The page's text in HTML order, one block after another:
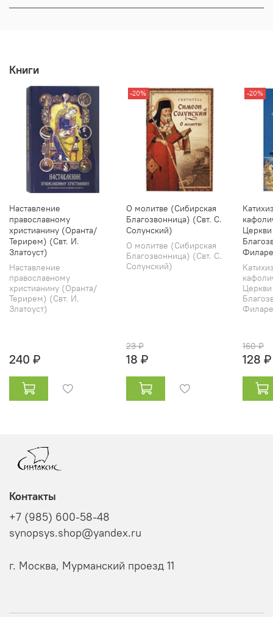
Книги
Наставление
православному
христианину (Оранта/
Терирем) (Свт. И.
Златоуст)
Наставление
православному
христианину (Оранта/
Терирем) (Свт. И.
Златоуст)
240 ₽
-20%
О молитве (Сибирская
Благозвонница) (Свт. С.
Солунский)
О молитве (Сибирская
Благозвонница) (Свт. С.
Солунский)
23 ₽
18 ₽
-20%
160 ₽
128 ₽
Контакты
+7 (985) 600-58-48
synopsys.shop@yandex.ru
г. Москва, Мурманский проезд 11